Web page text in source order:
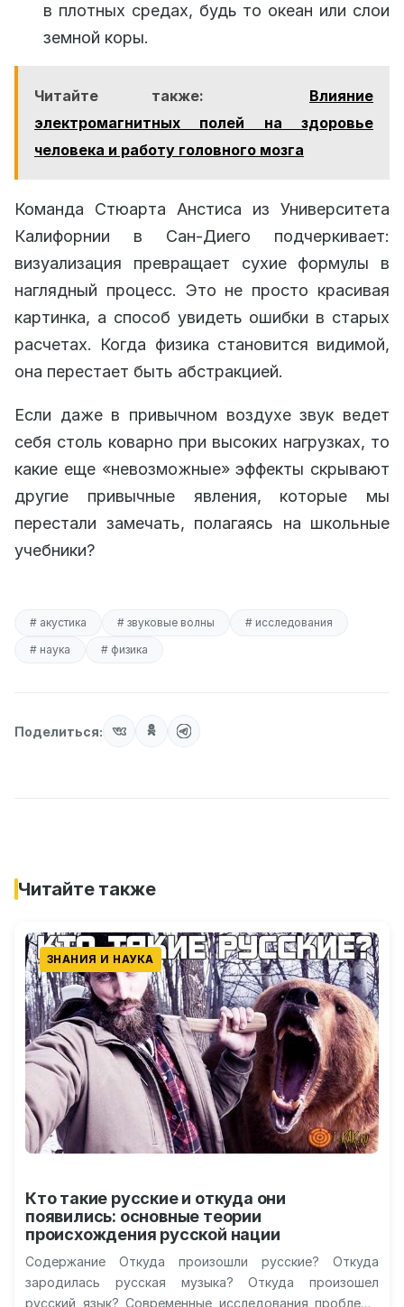
в плотных средах, будь то океан или слои
земной коры.
Читайте также:
Влияние
электромагнитных полей на здоровье
человека и работу головного мозга
Команда Стюарта Анстиса из Университета
Калифорнии в Сан-Диего подчеркивает:
визуализация превращает сухие формулы в
наглядный процесс. Это не просто красивая
картинка, а способ увидеть ошибки в старых
расчетах. Когда физика становится видимой,
она перестает быть абстракцией.
Если даже в привычном воздухе звук ведет
себя столь коварно при высоких нагрузках, то
какие еще «невозможные» эффекты скрывают
другие привычные явления, которые мы
перестали замечать, полагаясь на школьные
учебники?
# акустика # звуковые волны
# исследования
# наука
# физика
Поделиться:
Читайте также
ЗНАНИЯ И НАУКА
Кто такие русские и откуда они
появились: основные теории
происхождения русской нации
Содержание Откуда произошли русские? Откуда
зародилась русская музыка? Откуда произошел
русский язык? Современные исследования проблемы